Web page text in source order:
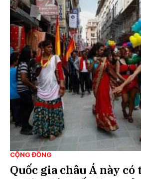
CỘNG ĐỒNG
Quốc gia châu Á này